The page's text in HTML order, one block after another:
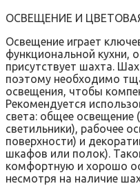
ОСВЕЩЕНИЕ И
Освещение играет
функциональной кухни,
присутствует шахта.
поэтому необходимо
освещения, чтобы
Рекомендуется
света: общее
светильники), рабочее
поверхности) и
шкафов или полок).
комфортную и хорошо
несмотря на наличие